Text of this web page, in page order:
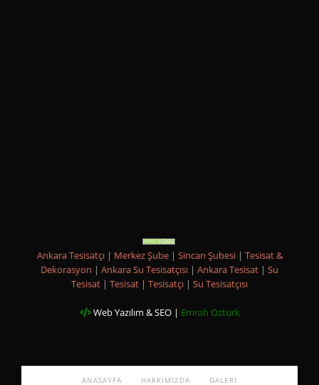
Ankara Tesisatçı| Merkez Şube| Sincan Şubesi| Tesisat &
Dekorasyon | Ankara Su Tesisatçısı | Ankara Tesisat | Su
Tesisat | Tesisat | Tesisatçı | Su Tesisatçısı
Web Yazılım & SEO | Emrah Ozturk
ANASAYFA HAKKIMIZDA GALERI